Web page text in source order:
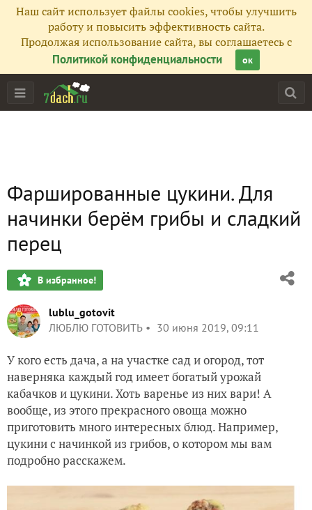
Наш сайт использует файлы cookies, чтобы улучшить
работу и повысить эффективность сайта.
Продолжая использование сайта, вы соглашаетесь с
Политикой конфиденциальности
ок
Фаршированные цукини. Для
начинки берём грибы и сладкий
перец
В избранное!
lublu_gotovit
ЛЮБЛЮ ГОТОВИТЬ
30 июня 2019, 09:11
У кого есть дача, а на участке сад и огород, тот
наверняка каждый год имеет богатый урожай
кабачков и цукини. Хоть варенье из них вари! А
вообще, из этого прекрасного овоща можно
приготовить много интересных блюд. Например,
цукини с начинкой из грибов, о котором мы вам
подробно расскажем.